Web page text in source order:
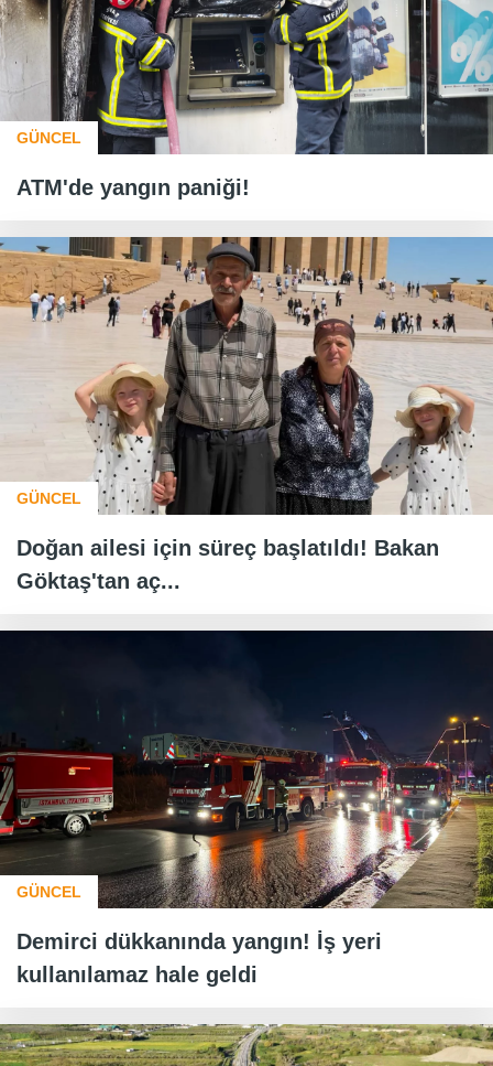
GÜNCEL
ATM'de yangın paniği!
GÜNCEL
Doğan ailesi için süreç başlatıldı! Bakan
Göktaş'tan aç...
GÜNCEL
Demirci dükkanında yangın! İş yeri
kullanılamaz hale geldi